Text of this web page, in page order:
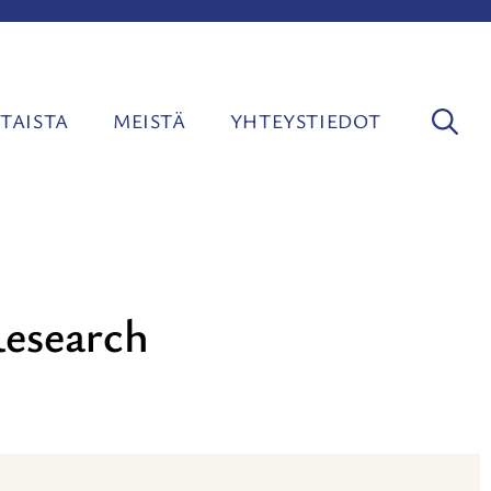
MEISTÄ YHTEYSTIEDOT